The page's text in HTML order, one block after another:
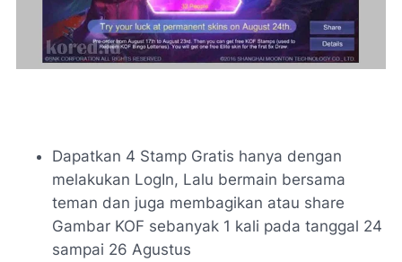
Dapatkan 4 Stamp Gratis hanya dengan
melakukan LogIn, Lalu bermain bersama
teman dan juga membagikan atau share
Gambar KOF sebanyak 1 kali pada tanggal 24
sampai 26 Agustus